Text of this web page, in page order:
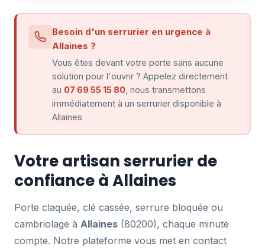
Besoin d'un serrurier en urgence à
Allaines ?
Vous êtes devant votre porte sans aucune
solution pour l'ouvrir ? Appelez directement
au 07 69 55 15 80 , nous transmettons
immédiatement à un serrurier disponible à
Allaines
Votre artisan serrurier de
confiance à Allaines
Porte claquée, clé cassée, serrure bloquée ou
cambriolage à Allaines (80200), chaque minute
compte. Notre plateforme vous met en contact